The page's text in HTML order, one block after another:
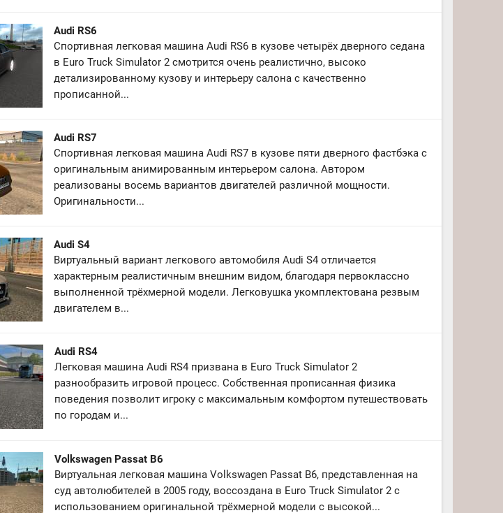
Audi RS6
Спортивная легковая машина Audi RS6 в кузове четырёх дверного седана
в Euro Truck Simulator 2 смотрится очень реалистично, высоко
детализированному кузову и интерьеру салона с качественно
прописанной...
Audi RS7
Спортивная легковая машина Audi RS7 в кузове пяти дверного фастбэка с
оригинальным анимированным интерьером салона. Автором
реализованы восемь вариантов двигателей различной мощности.
Оригинальности...
Audi S4
Виртуальный вариант легкового автомобиля Audi S4 отличается
характерным реалистичным внешним видом, благодаря первоклассно
выполненной трёхмерной модели. Легковушка укомплектована резвым
двигателем в...
Audi RS4
Легковая машина Audi RS4 призвана в Euro Truck Simulator 2
разнообразить игровой процесс. Собственная прописанная физика
поведения позволит игроку с максимальным комфортом путешествовать
по городам и...
Volkswagen Passat B6
Виртуальная легковая машина Volkswagen Passat B6, представленная на
суд автолюбителей в 2005 году, воссоздана в Euro Truck Simulator 2 с
использованием оригинальной трёхмерной модели с высокой...